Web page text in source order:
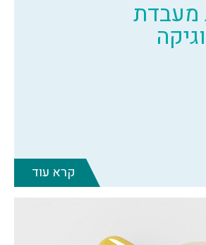
מעבדת
קרא עוד